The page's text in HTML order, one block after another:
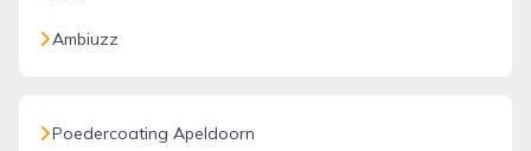
Ambiuzz
Poedercoating Apeldoorn